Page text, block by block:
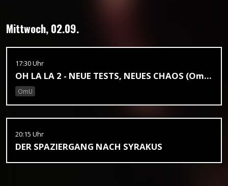
Mittwoch, 02.09.
17:30 Uhr
OH LA LA 2 - NEUE TESTS, NEUES CHAOS (OmU)
OmU
20:15 Uhr
DER SPAZIERGANG NACH SYRAKUS